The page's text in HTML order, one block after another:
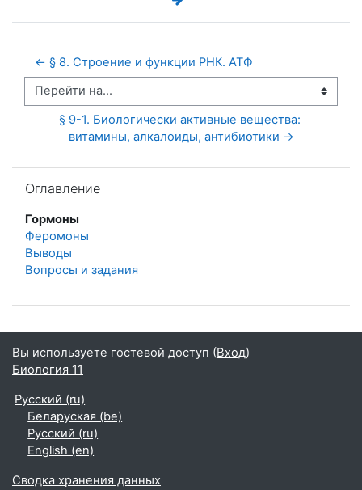
← § 8. Строение и функции РНК. АТФ
Перейти на...
§ 9-1. Биологически активные вещества:
витамины, алкалоиды, антибиотики →
Оглавление
Гормоны
Феромоны
Выводы
Вопросы и задания
Вы используете гостевой доступ (Вход)
Биология 11
Русский ‎(ru)‎
Беларуская ‎(be)‎
Русский ‎(ru)‎
English ‎(en)‎
Сводка хранения данных